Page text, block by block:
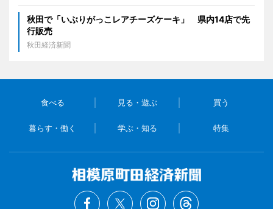
秋田で「いぶりがっこレアチーズケーキ」 県内14店で先
行販売
秋田経済新聞
食べる 見る・遊ぶ 買う
暮らす・働く 学ぶ・知る 特集